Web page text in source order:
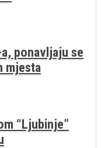
a, ponavljaju se
mjesta
“Ljubinje”